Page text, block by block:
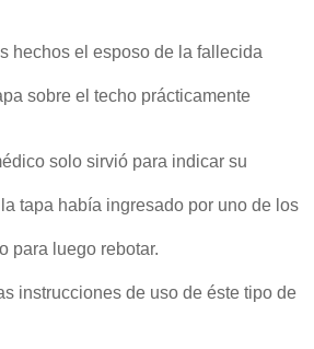
hechos el esposo de la fallecida
sobre el techo prácticamente
solo sirvió para indicar su
tapa había ingresado por uno de los
para luego rebotar.
instrucciones de uso de éste tipo de